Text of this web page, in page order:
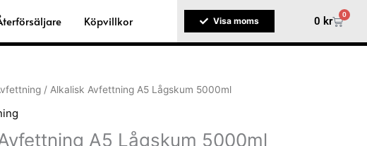
Köpvillkor Visa moms 0 kr
0
/ Alkalisk Avfettning A5 Lågskum 5000ml
A5 Lågskum 5000ml